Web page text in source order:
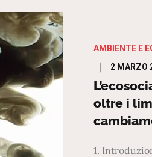
AMBIENTE E
Posted
on
2 MARZO
oltre i
1.